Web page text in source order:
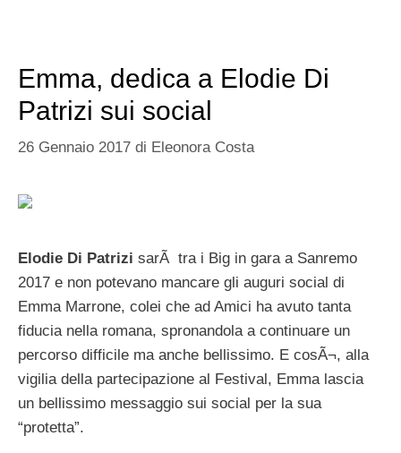
Emma, dedica a Elodie Di
Patrizi sui social
26 Gennaio 2017 di Eleonora Costa
Elodie Di Patrizi sarÃ tra i Big in gara a Sanremo
2017 e non potevano mancare gli auguri social di
Emma Marrone, colei che ad Amici ha avuto tanta
fiducia nella romana, spronandola a continuare un
percorso difficile ma anche bellissimo. E cosÃ¬, alla
vigilia della partecipazione al Festival, Emma lascia
un bellissimo messaggio sui social per la sua
“protetta”.